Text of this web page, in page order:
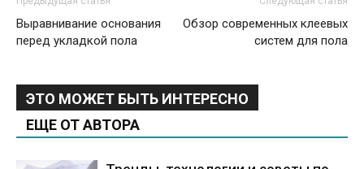
Выравнивание основания
перед укладкой пола
Обзор современных клеевых
систем для пола
ЭТО МОЖЕТ БЫТЬ ИНТЕРЕСНО
ЕЩЕ ОТ АВТОРА